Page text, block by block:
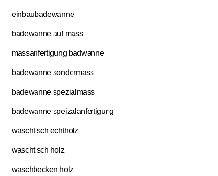
einbaubadewanne
badewanne auf mass
massanfertigung badwanne
badewanne sondermass
badewanne spezialmass
badewanne speizalanfertigung
waschtisch echtholz
waschtisch holz
waschbecken holz